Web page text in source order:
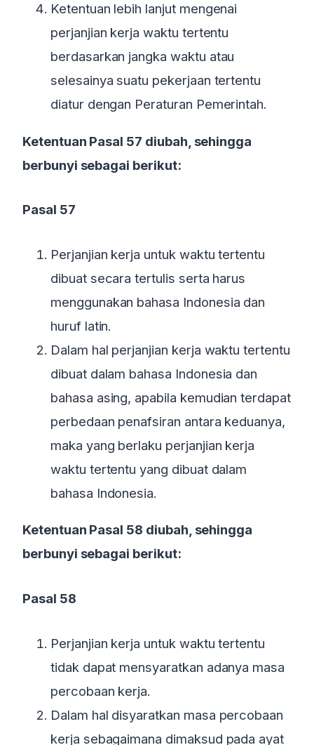
Ketentuan lebih lanjut mengenai
perjanjian kerja waktu tertentu
berdasarkan jangka waktu atau
selesainya suatu pekerjaan tertentu
diatur dengan Peraturan Pemerintah.
Ketentuan Pasal 57 diubah, sehingga
berbunyi sebagai berikut:
Pasal 57
Perjanjian kerja untuk waktu tertentu
dibuat secara tertulis serta harus
menggunakan bahasa Indonesia dan
huruf latin.
Dalam hal perjanjian kerja waktu tertentu
dibuat dalam bahasa Indonesia dan
bahasa asing, apabila kemudian terdapat
perbedaan penafsiran antara keduanya,
maka yang berlaku perjanjian kerja
waktu tertentu yang dibuat dalam
bahasa Indonesia.
Ketentuan Pasal 58 diubah, sehingga
berbunyi sebagai berikut:
Pasal 58
Perjanjian kerja untuk waktu tertentu
tidak dapat mensyaratkan adanya masa
percobaan kerja.
Dalam hal disyaratkan masa percobaan
kerja sebagaimana dimaksud pada ayat